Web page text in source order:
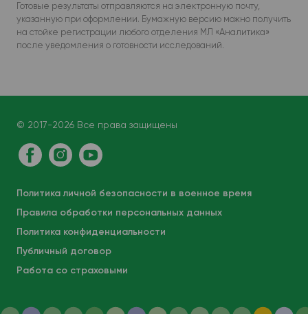
Готовые результаты отправляются на электронную почту,
указанную при оформлении. Бумажную версию можно получить
на стойке регистрации любого отделения МЛ «Аналитика»
после уведомления о готовности исследований.
© 2017-2026 Все права защищены
Политика личной безопасности в военное время
Правила обработки персональных данных
Политика конфиденциальности
Публичный договор
Работа со страховыми